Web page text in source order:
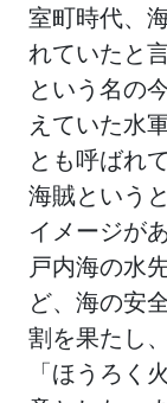
室町時代、
れていたと
という名の
えていた水
とも呼ばれ
海賊という
イメージが
戸内海の水
ど、海の安
割を果たし
「ほうろく